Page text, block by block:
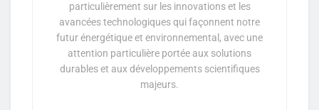
particulièrement sur les innovations et les
avancées technologiques qui façonnent notre
futur énergétique et environnemental, avec une
attention particulière portée aux solutions
durables et aux développements scientifiques
majeurs.